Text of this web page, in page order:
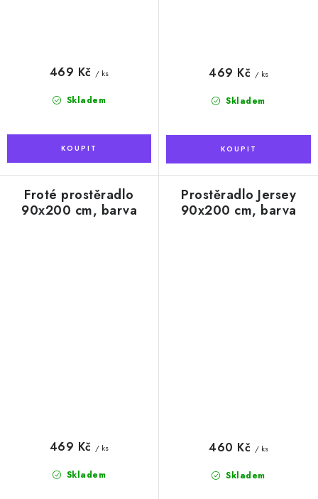
Skladem
469 Kč / ks
Skladem
469 Kč / ks
Froté prostěradlo
90x200 cm, barva
Skladem
469 Kč / ks
Prostěradlo Jersey
90x200 cm, barva
Skladem
460 Kč / ks